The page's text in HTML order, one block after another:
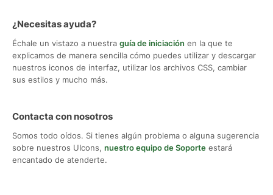
¿Necesitas ayuda?
Échale un vistazo a nuestra guía de iniciación en la que te
explicamos de manera sencilla cómo puedes utilizar y descargar
nuestros iconos de interfaz, utilizar los archivos CSS, cambiar
sus estilos y mucho más.
Contacta con nosotros
Somos todo oídos. Si tienes algún problema o alguna sugerencia
sobre nuestros UIcons, nuestro equipo de Soporte estará
encantado de atenderte.